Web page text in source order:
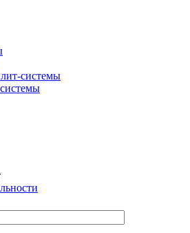
системы